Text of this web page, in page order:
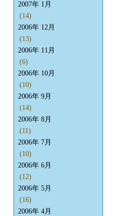
2007年 1月
(14)
2006年 12月
(13)
2006年 11月
(6)
2006年 10月
(10)
2006年 9月
(14)
2006年 8月
(11)
2006年 7月
(10)
2006年 6月
(12)
2006年 5月
(16)
2006年 4月